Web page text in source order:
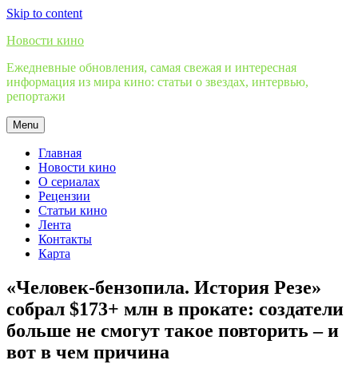
Skip to content
Новости кино
Ежедневные обновления, самая свежая и интересная
информация из мира кино: статьи о звездах, интервью,
репортажи
Menu
Главная
Новости кино
О сериалах
Рецензии
Статьи кино
Лента
Контакты
Карта
«Человек-бензопила. История Резе»
собрал $173+ млн в прокате: создатели
больше не смогут такое повторить – и
вот в чем причина